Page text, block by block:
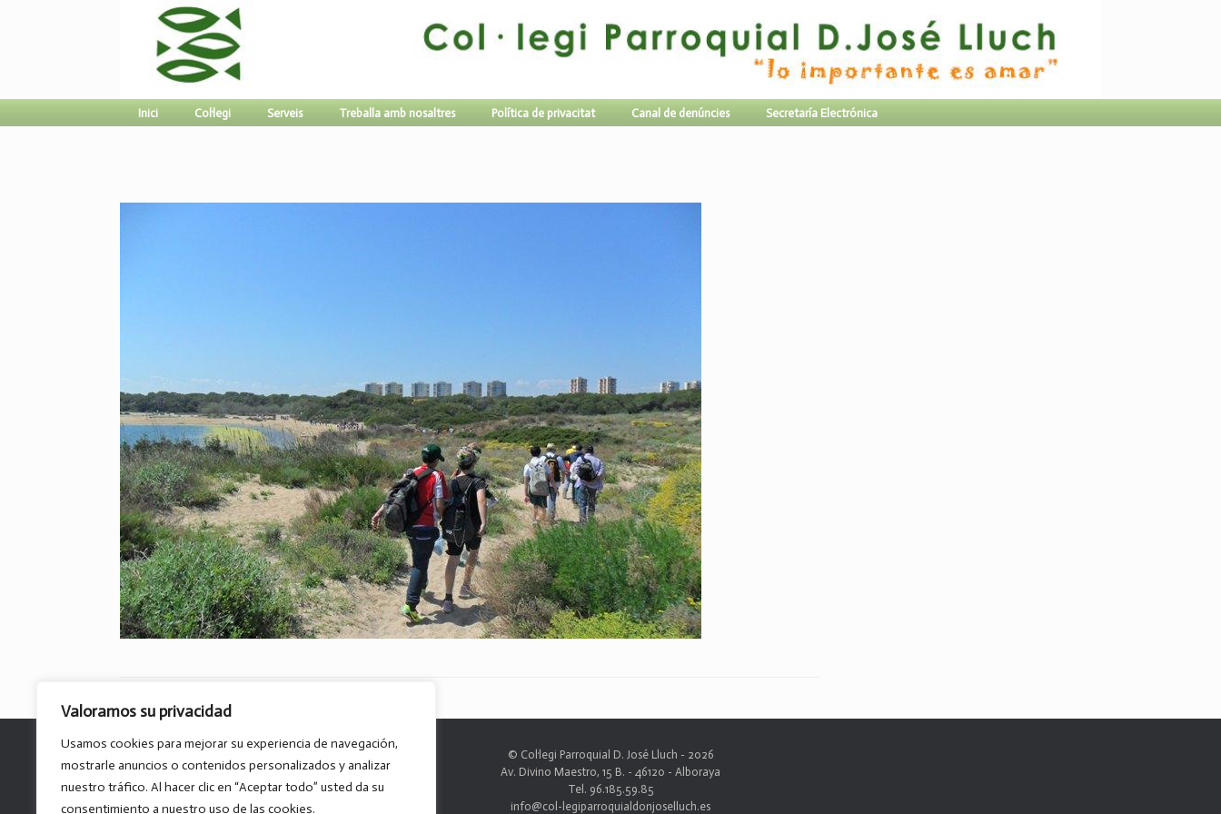
Valoramos su privacidad
Usamos cookies para mejorar su experiencia de navegación,
mostrarle anuncios o contenidos personalizados y analizar
nuestro tráfico. Al hacer clic en “Aceptar todo” usted da su
consentimiento a nuestro uso de las cookies.
Inici Col·legi Serveis Treballa amb nosaltres Política de privacitat Canal de denúncies Secretaría Electrónica
© Col·legi Parroquial D. José Lluch - 2026
Av. Divino Maestro, 15 B. - 46120 - Alboraya
Tel. 96.185.59.85
info@col-legiparroquialdonjoselluch.es